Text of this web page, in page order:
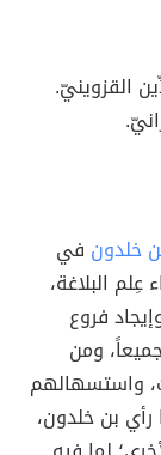
القزوينيّ.
خلدون في
البلاغة،
فروع
ومن
واستسهالهم
بن خلدون،